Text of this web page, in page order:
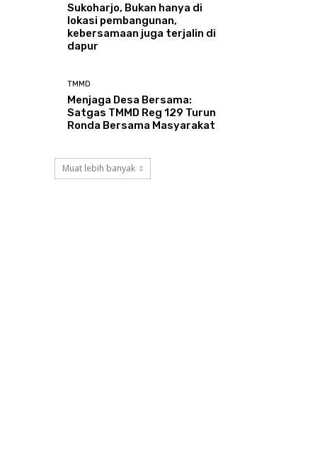
Sukoharjo, Bukan hanya di
lokasi pembangunan,
kebersamaan juga terjalin di
dapur
TMMD
Menjaga Desa Bersama:
Satgas TMMD Reg 129 Turun
Ronda Bersama Masyarakat
Muat lebih banyak